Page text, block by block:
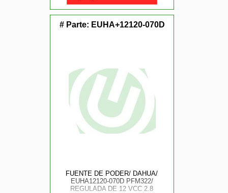
# Parte: EUHA+12120-070D
FUENTE DE PODER/ DAHUA/
EUHA12120-070D PFM322/
REGULADA DE 12 VCC 2.8